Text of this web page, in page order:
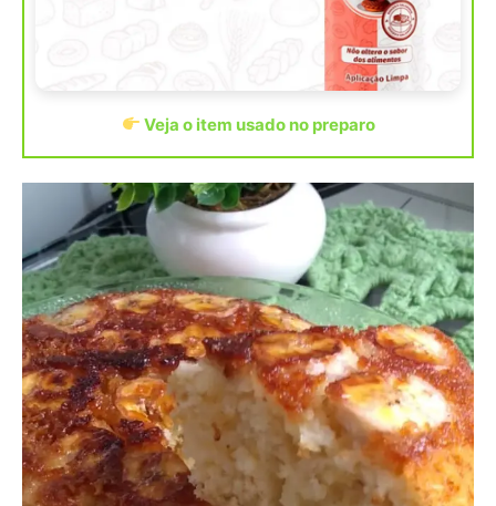
Veja o item usado no preparo